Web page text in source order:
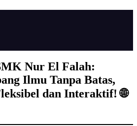
Nur El Falah:
Ilmu Tanpa Batas,
dan Interaktif! 🌐